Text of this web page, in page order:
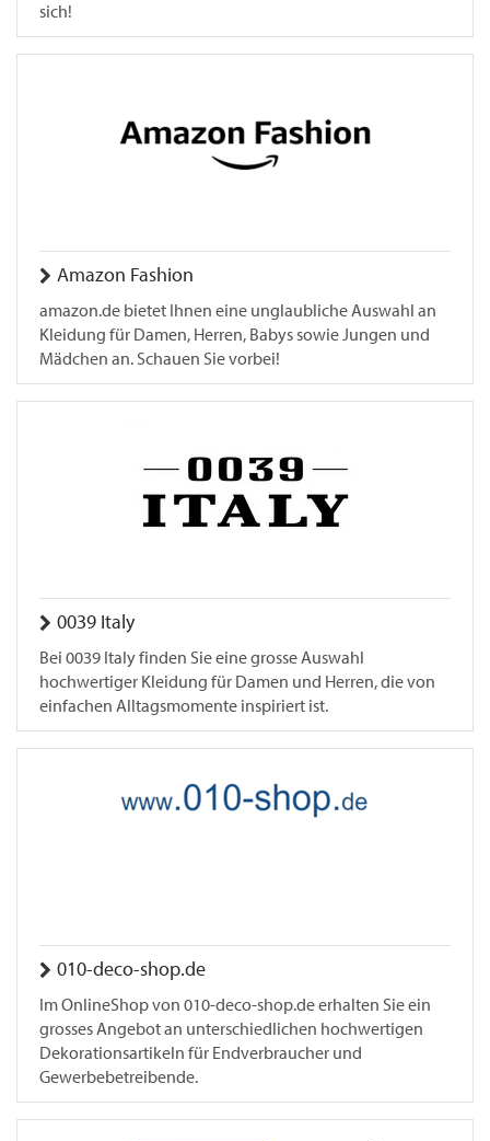
sich!
Amazon Fashion
amazon.de bietet Ihnen eine unglaubliche Auswahl an
Kleidung für Damen, Herren, Babys sowie Jungen und
Mädchen an. Schauen Sie vorbei!
0039 Italy
Bei 0039 Italy finden Sie eine grosse Auswahl
hochwertiger Kleidung für Damen und Herren, die von
einfachen Alltagsmomente inspiriert ist.
010-deco-shop.de
Im OnlineShop von 010-deco-shop.de erhalten Sie ein
grosses Angebot an unterschiedlichen hochwertigen
Dekorationsartikeln für Endverbraucher und
Gewerbebetreibende.